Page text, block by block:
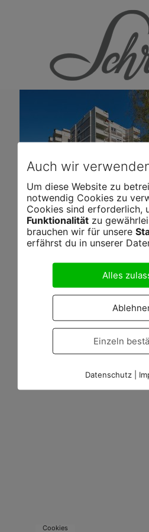
Cookies
Auch wir
Um diese Website zu
notwendig Cookies zu
Cookies sind erforderlich,
Funktionalitätzu
brauchen wir für unsere
erfährst du in unserer
Alles
Einzeln
Datenschutz